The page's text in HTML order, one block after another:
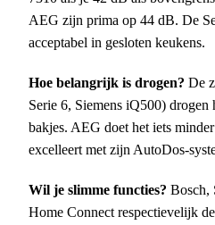
AEG zijn prima op 44 dB. De
acceptabel in gesloten keukens.
Hoe belangrijk is drogen? De
Serie 6, Siemens iQ500) drogen
bakjes. AEG doet het iets
excelleert met zijn AutoDos-
Wil je slimme functies? Bosch,
Home Connect respectievelijk